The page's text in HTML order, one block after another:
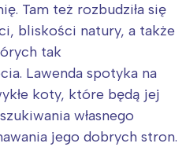
Tam też rozbudziła się
bliskości natury, a także
tak
Lawenda spotyka na
koty, które będą jej
własnego
jego dobrych stron.